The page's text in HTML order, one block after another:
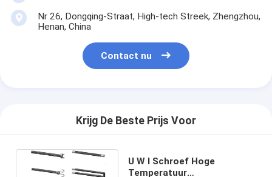
Nr 26, Dongqing-Straat, High-tech Streek, Zhengzhou,
Henan, China
Contact nu
Krijg De Beste Prijs Voor
U W I Schroef Hoge
Temperatuur